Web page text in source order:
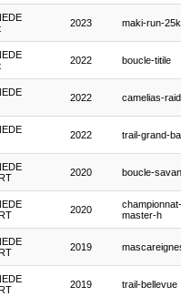
2023 maki-run-
2022 boucle-titile
2022 camelias-raid
2022 trail-grand-
2020 boucle-
2020
master-h
2019
2019 trail-bellevue